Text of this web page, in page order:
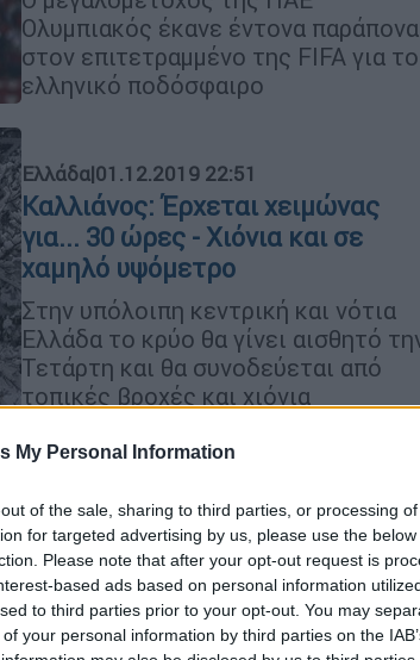
My Personal Information
of the sale, sharing to third parties, or processing
for targeted advertising by us, please use the
Please note that after your opt-out request is
based ads based on personal information
to third parties prior to your opt-out. You may
your personal information by third parties on the
Ολυμπιακός έκανε έντονα παράπονα
στον επιτετραμμένο της FIFA για το
ελληνικό ποδόσφαιρο
Ελλάδα|01.12.2019 22:51
Καλλιάνος: Έρχεται χειμώνας
για... 30 ώρες - Χιόνια και σε
χαμηλό υψόμετρο
Στην υπόλοιπη κεντρική και νότια
Ελλάδα το κρύο θα γίνει αισθητό
Τετάρτη και θα συνοδεύεται από
τοπικές βροχές και χιόνια
Μάλτα: Ο πρωθυπουργός
ανακοίνωσε επίσημα ότι
παραιτείται λόγω δολοφονίας
Λϊγες ώρες νωρίτερα, το κόμμα του
τον στήριξε - Έξω από το γραφείο